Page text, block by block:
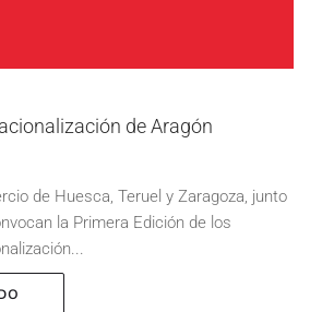
de Aragón
de Huesca, Teruel y Zaragoza, junto
la Primera Edición de los